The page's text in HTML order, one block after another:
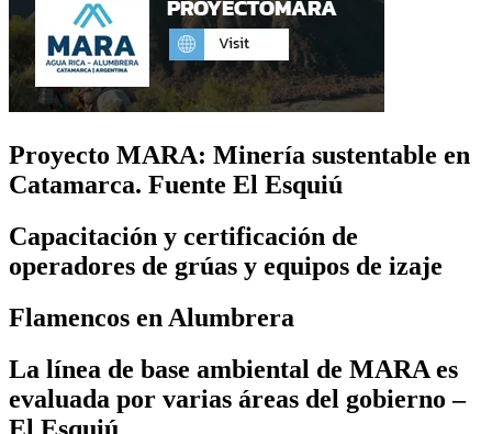
Proyecto MARA: Minería sustentable en
Catamarca. Fuente El Esquiú
Capacitación y certificación de
operadores de grúas y equipos de izaje
Flamencos en Alumbrera
La línea de base ambiental de MARA es
evaluada por varias áreas del gobierno –